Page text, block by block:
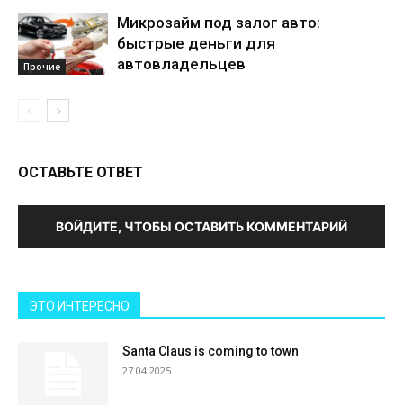
Прочие
Микрозайм под залог авто:
быстрые деньги для
автовладельцев
ОСТАВЬТЕ ОТВЕТ
ВОЙДИТЕ, ЧТОБЫ ОСТАВИТЬ КОММЕНТАРИЙ
ЭТО ИНТЕРЕСНО
Santa Claus is coming to town
27.04.2025